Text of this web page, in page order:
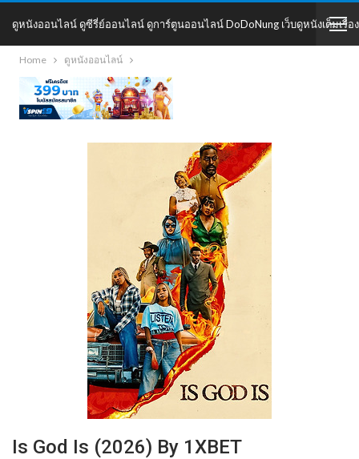
ดูหนังออนไลน์ ดูซีรี่ย์ออนไลน์ ดูการ์ตูนออนไลน์ DoDoNung เว็บดูหนังเต็มเรื่อง
DoDoNung
Home ดูหนังออนไลน์
Is God Is (2026) By 1XBET